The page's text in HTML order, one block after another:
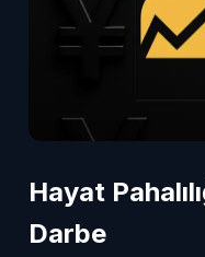
Hayat
Darbe